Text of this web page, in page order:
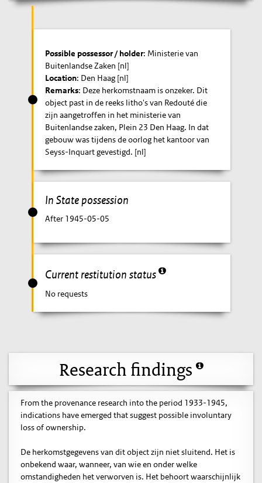
Possible possessor / holder: Ministerie van
Buitenlandse Zaken [nl]
Location: Den Haag [nl]
Remarks: Deze herkomstnaam is onzeker. Dit
object past in de reeks litho's van Redouté die
zijn aangetroffen in het ministerie van
Buitenlandse zaken, Plein 23 Den Haag. In dat
gebouw was tijdens de oorlog het kantoor van
Seyss-Inquart gevestigd. [nl]
In State possession
After 1945-05-05
Current restitution status
No requests
Research findings
From the provenance research into the period 1933-1945,
indications have emerged that suggest possible involuntary
loss of ownership.
De herkomstgegevens van dit object zijn niet sluitend. Het is
onbekend waar, wanneer, van wie en onder welke
omstandigheden het verworven is. Het behoort waarschijnlijk